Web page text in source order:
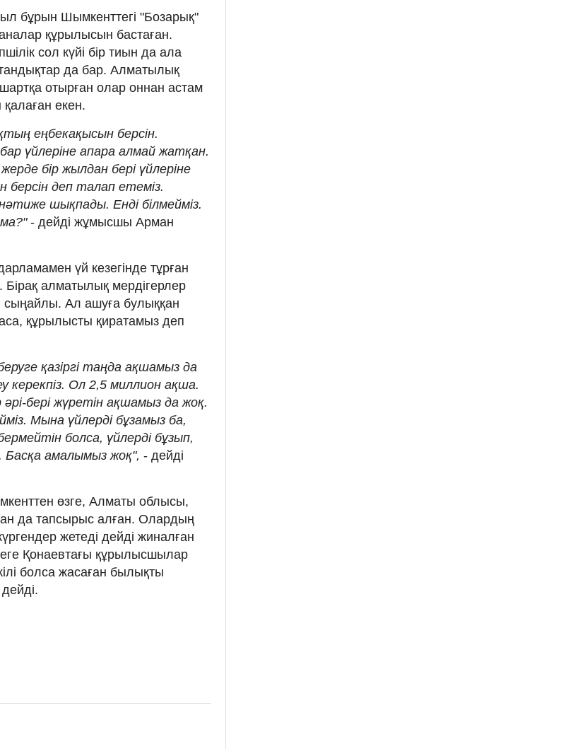
бұрын Шымкенттегі "Бозарық"
құрылысын бастаған.
сол күйі бір тиын да ала
да бар. Алматылық
отырған олар оннан астам
қалаған екен.
еңбекақысын берсін.
үйлеріне апара алмай жатқан.
бір жылдан бері үйлеріне
деп талап етеміз.
шықпады. Енді білмейміз.
- дейді жұмысшы Арман
үй кезегінде тұрған
Бірақ алматылық мердігерлер
Ал ашуға булыққан
құрылысты қиратамыз деп
қазіргі таңда ақшамыз да
керекпіз. Ол 2,5 миллион ақша.
бері жүретін ақшамыз да жоқ.
Мына үйлерді бұзамыз ба,
болса, үйлерді бұзып,
Басқа амалымыз жоқ", - дейді
өзге, Алматы облысы,
да тапсырыс алған. Олардың
жетеді дейді жиналған
Қонаевтағы құрылысшылар
болса жасаған былықты